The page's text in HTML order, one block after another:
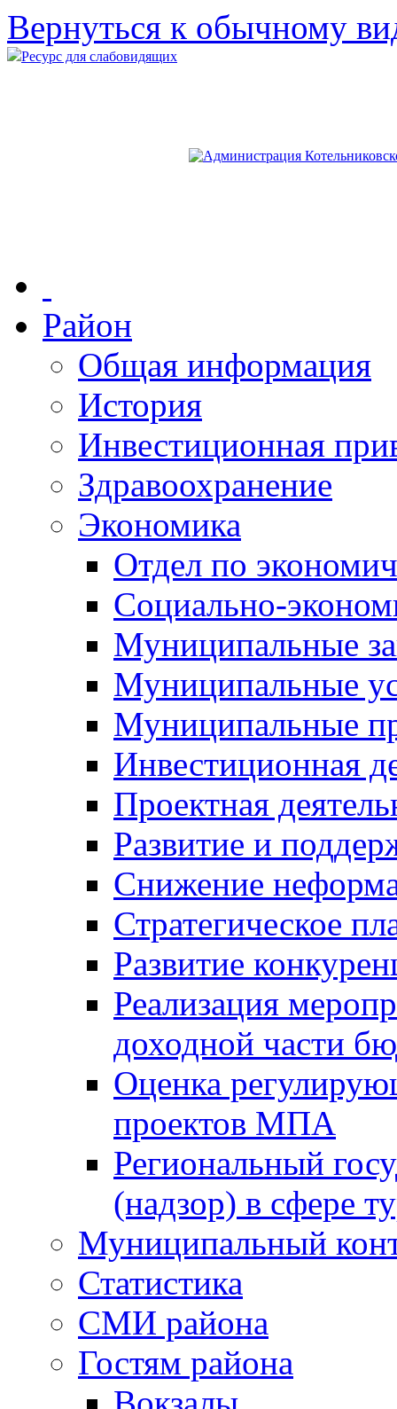
Вернуться к обычному
Ресурс для слабовидящих
Район
Общая информация
История
Инвестиционная
Здравоохранение
Экономика
Отдел по
Социально-
Муниципальные
Муниципальные
Муниципальные
Инвестиционная
Проектная
Развитие и
Снижение
Стратегическое
Развитие
Реализация
доходной части
Оценка
проектов МПА
Региональный
(надзор) в сфере
Муниципальный
Статистика
СМИ района
Гостям района